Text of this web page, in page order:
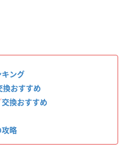
ング
換おすすめ
交換おすすめ
略